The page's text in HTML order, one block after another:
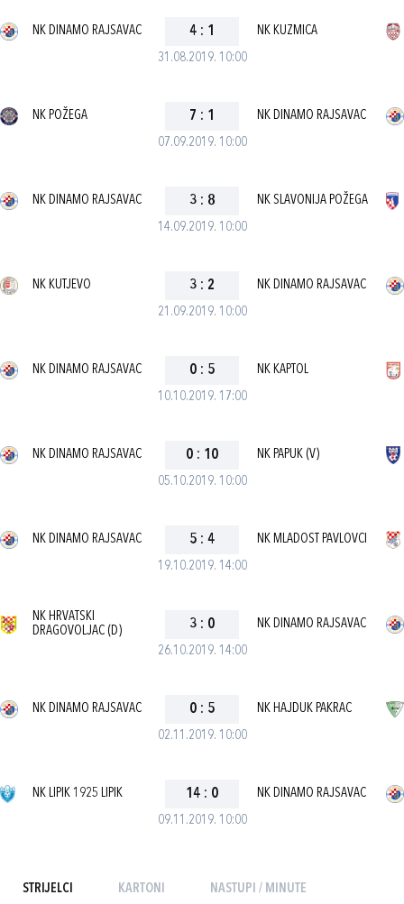
31.08.2019. 10:00
NK DINAMO RAJSAVAC 4 : 1 NK KUZMICA
07.09.2019. 10:00
NK POŽEGA 7 : 1 NK DINAMO RAJSAVAC
14.09.2019. 10:00
NK DINAMO RAJSAVAC 3 : 8 NK SLAVONIJA POŽEGA
21.09.2019. 10:00
NK KUTJEVO 3 : 2 NK DINAMO RAJSAVAC
10.10.2019. 17:00
NK DINAMO RAJSAVAC 0 : 5 NK KAPTOL
05.10.2019. 10:00
NK DINAMO RAJSAVAC 0 : 10 NK PAPUK (V)
19.10.2019. 14:00
NK DINAMO RAJSAVAC 5 : 4 NK MLADOST PAVLOVCI
26.10.2019. 14:00
NK HRVATSKI
DRAGOVOLJAC (D)
3 : 0 NK DINAMO RAJSAVAC
02.11.2019. 10:00
NK DINAMO RAJSAVAC 0 : 5 NK HAJDUK PAKRAC
09.11.2019. 10:00
NK LIPIK 1925 LIPIK 14 : 0 NK DINAMO RAJSAVAC
STRIJELCI KARTONI NASTUPI / MINUTE